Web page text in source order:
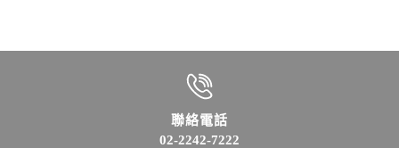
聯絡電話
02-2242-7222